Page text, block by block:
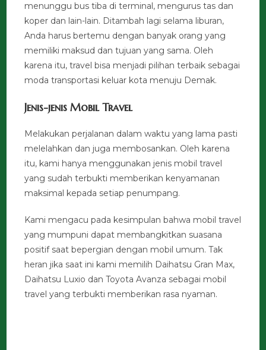
menunggu bus tiba di terminal, mengurus tas dan
koper dan lain-lain. Ditambah lagi selama liburan,
Anda harus bertemu dengan banyak orang yang
memiliki maksud dan tujuan yang sama. Oleh
karena itu, travel bisa menjadi pilihan terbaik sebagai
moda transportasi keluar kota menuju Demak.
Jenis-jenis Mobil Travel
Melakukan perjalanan dalam waktu yang lama pasti
melelahkan dan juga membosankan. Oleh karena
itu, kami hanya menggunakan jenis mobil travel
yang sudah terbukti memberikan kenyamanan
maksimal kepada setiap penumpang.
Kami mengacu pada kesimpulan bahwa mobil travel
yang mumpuni dapat membangkitkan suasana
positif saat bepergian dengan mobil umum. Tak
heran jika saat ini kami memilih Daihatsu Gran Max,
Daihatsu Luxio dan Toyota Avanza sebagai mobil
travel yang terbukti memberikan rasa nyaman.